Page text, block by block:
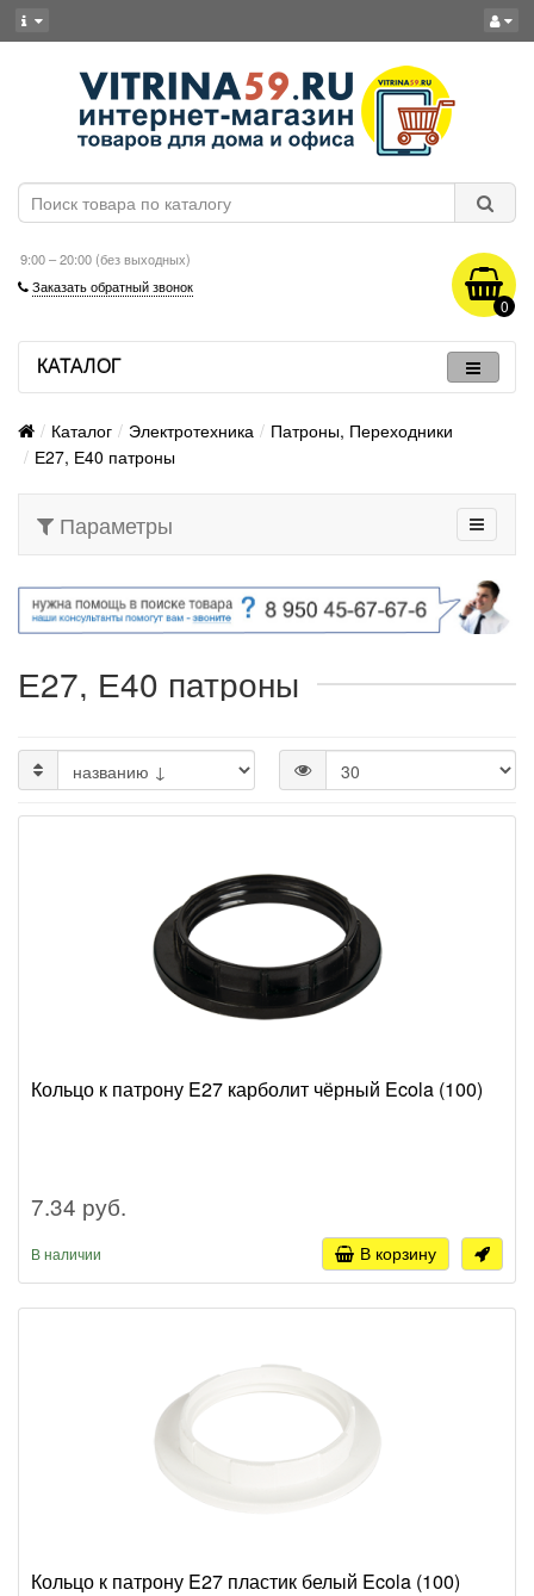
9:00 – 20:00 (без выходных)
Заказать обратный звонок
0
КАТАЛОГ
Каталог Электротехника
Патроны, Переходники
Е27, Е40 патроны
Параметры
Е27, Е40 патроны
Кольцо к патрону E27 карболит чёрный Ecola (100)
7.34 руб.
В наличии В корзину
Кольцо к патрону E27 пластик белый Ecola (100)